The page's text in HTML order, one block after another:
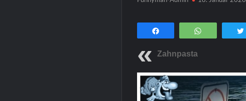
WhatsApp
Zahnpasta